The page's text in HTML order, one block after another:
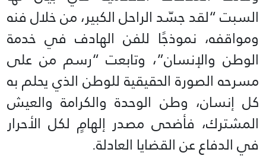
السبت “لقد جسّد الراحل الكبير، من خلال فنه
ومواقفه، نموذجًا للفن الهادف في خدمة
الوطن والإنسان”، وتابعت “رسم ‏من على
مسرحه الصورة الحقيقية للوطن الذي يحلم به
كل إنسان، وطن الوحدة والكرامة والعيش
‏المشترك، فأضحى مصدر إلهامٍ لكل الأحرار
في الدفاع عن القضايا العادلة.